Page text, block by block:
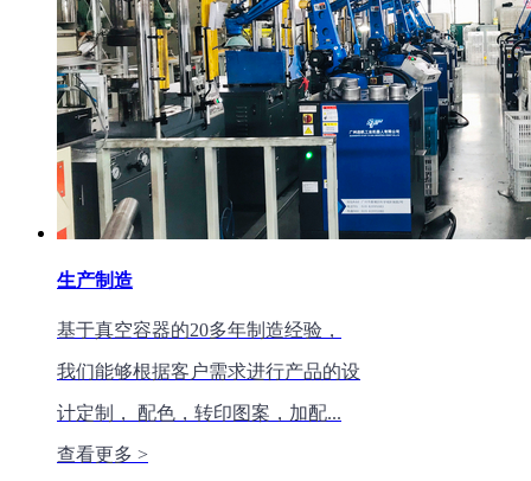
生产制造
基于真空容器的20多年制造经验，
我们能够根据客户需求进行产品的设
计定制， 配色，转印图案，加配...
查看更多 >